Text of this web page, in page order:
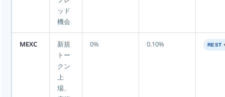
ッド
機会
MEXC
新規
トー
クン
上
場、
0% 0.10% REST